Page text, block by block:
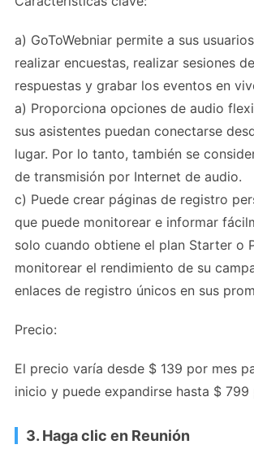
a) GoToWebniar permite a sus
realizar encuestas, realizar sesiones
respuestas y grabar los eventos en
a) Proporciona opciones de audio
sus asistentes puedan conectarse
lugar. Por lo tanto, también se
de transmisión por Internet de audio.
c) Puede crear páginas de registro
que puede monitorear e informar
solo cuando obtiene el plan Starter o
monitorear el rendimiento de su
enlaces de registro únicos en sus
Precio:
El precio varía desde $ 139 por mes
inicio y puede expandirse hasta $ 799
3. Haga clic en Reunión